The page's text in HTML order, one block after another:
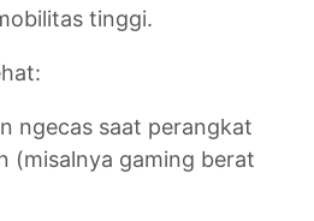
tinggi.
ngecas saat perangkat
(misalnya gaming berat